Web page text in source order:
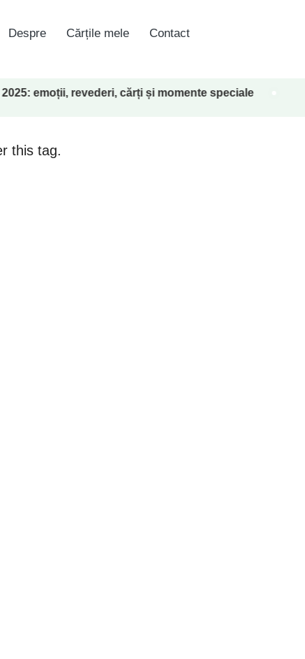
Despre Cărțile mele Contact
revederi, cărți și momente speciale
18
this tag.